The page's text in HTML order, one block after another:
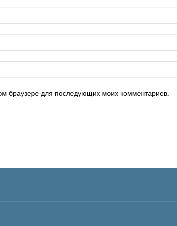
браузере для последующих моих комментариев.